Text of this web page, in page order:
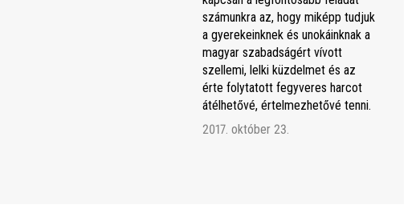
számunkra az, hogy miképp tudjuk
a gyerekeinknek és unokáinknak a
magyar szabadságért vívott
szellemi, lelki küzdelmet és az
érte folytatott fegyveres harcot
átélhetővé, értelmezhetővé tenni.
2017. október 23.